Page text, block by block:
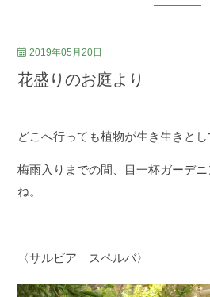
2019年05月20日
花盛りのお庭より
どこへ行っても植物が生き生きと
梅雨入りまでの間、目一杯ガーデ
ね。
〈サルビア スペルバ〉